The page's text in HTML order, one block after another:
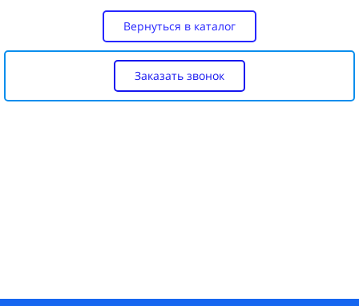
Вернуться в каталог
Заказать звонок